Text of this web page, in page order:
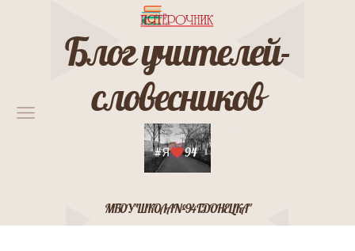
Блог учителей-
словесников
МБОУ "ШКОЛА № 94 Г. ДОНЕЦКА"